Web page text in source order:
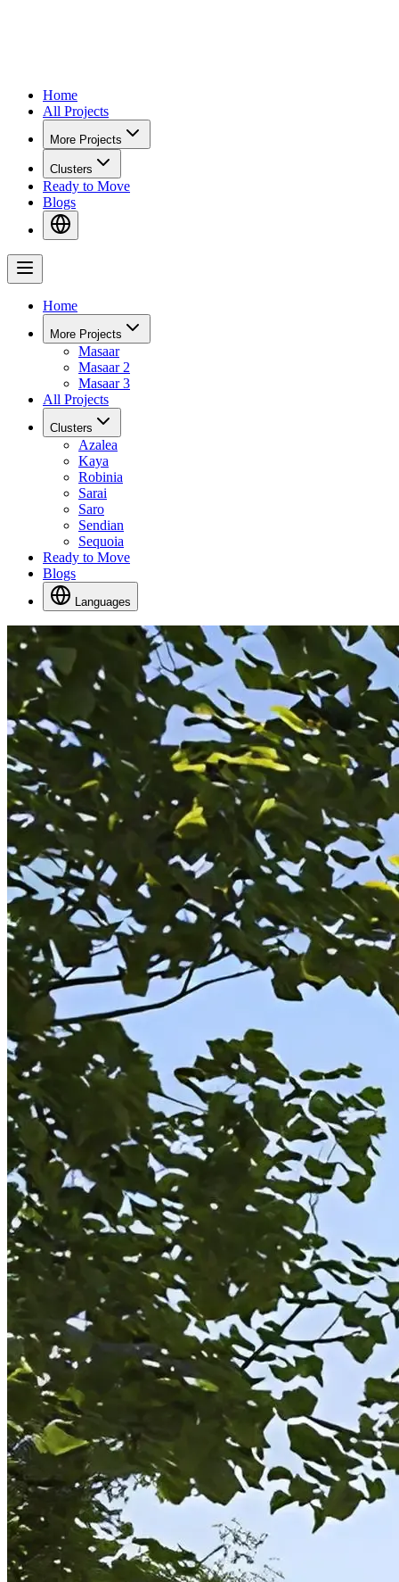
Home
All Projects
More Projects
Clusters
Ready to Move
Blogs
Home
More Projects
Masaar
Masaar 2
Masaar 3
All Projects
Clusters
Azalea
Kaya
Robinia
Sarai
Saro
Sendian
Sequoia
Ready to Move
Blogs
Languages